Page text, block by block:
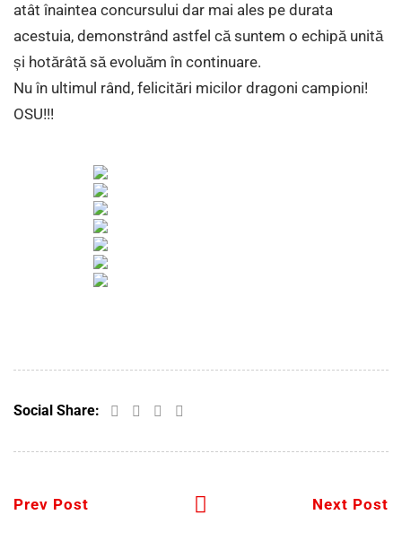
atât înaintea concursului dar mai ales pe durata
acestuia, demonstrând astfel că suntem o echipă unită
și hotărâtă să evoluăm în continuare.
Nu în ultimul rând, felicitări micilor dragoni campioni!
OSU!!!
Social Share:
Prev Post Next Post